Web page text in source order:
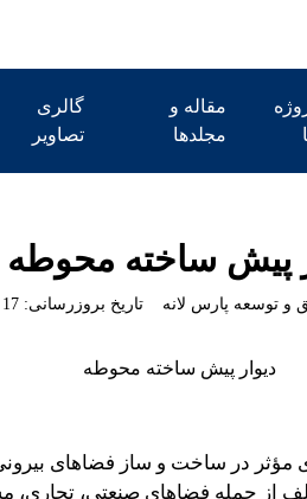
مقاله و
مجلدها
گالری
تصاویر
پیش ساخته محوطه
و توسعه پارس لانه تاریخ بروزرسانی: 17 آبان 1403
مؤثر در ساخت و ساز فضاهای
از جمله فضاهای صنعتی، تجاری،